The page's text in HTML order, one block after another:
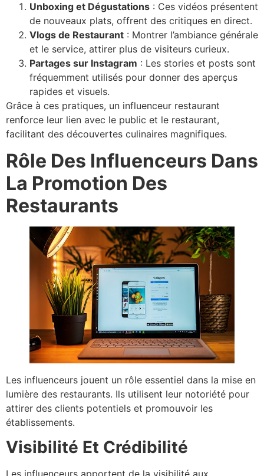
Unboxing et Dégustations : Ces vidéos présentent
de nouveaux plats, offrent des critiques en direct.
Vlogs de Restaurant : Montrer l’ambiance générale
et le service, attirer plus de visiteurs curieux.
Partages sur Instagram : Les stories et posts sont
fréquemment utilisés pour donner des aperçus
rapides et visuels.
Grâce à ces pratiques, un influenceur restaurant
renforce leur lien avec le public et le restaurant,
facilitant des découvertes culinaires magnifiques.
Rôle Des Influenceurs Dans
La Promotion Des
Restaurants
Les influenceurs jouent un rôle essentiel dans la mise en
lumière des restaurants. Ils utilisent leur notoriété pour
attirer des clients potentiels et promouvoir les
établissements.
Visibilité Et Crédibilité